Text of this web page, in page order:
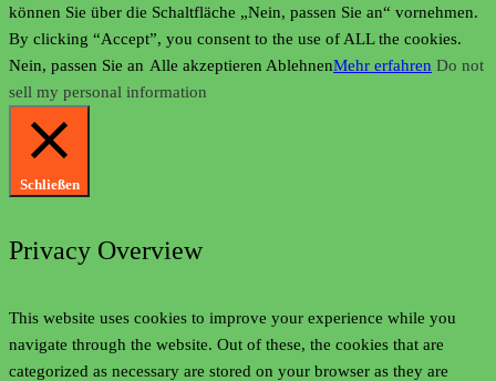
können Sie über die Schaltfläche „Nein, passen Sie an“ vornehmen.
By clicking “Accept”, you consent to the use of ALL the cookies.
Nein, passen Sie an Alle akzeptieren AblehnenMehr erfahren Do not
sell my personal information
Schließen
Privacy Overview
This website uses cookies to improve your experience while you
navigate through the website. Out of these, the cookies that are
categorized as necessary are stored on your browser as they are